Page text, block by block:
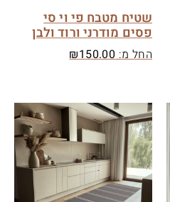
שטיח מטבח פי וי סי
פסים מודרני ורוד ולבן
החל מ: ₪150.00